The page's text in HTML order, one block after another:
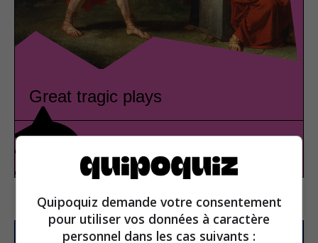
Great tragic plays
Quipoquiz demande votre consentement
pour utiliser vos données à caractère
personnel dans les cas suivants :